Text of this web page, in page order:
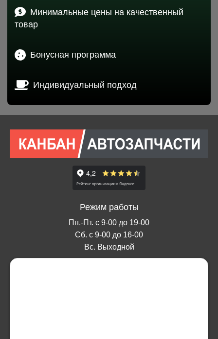
Минимальные цены на качественный
товар
Бонусная программа
Индивидуальный подход
Режим работы
Пн.-Пт. с 9-00 до 19-00
Сб. с 9-00 до 16-00
Вс. Выходной